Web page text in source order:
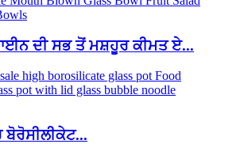
ਦੀ ਸਭ ਤੋਂ ਮਸ਼ਹੂਰ ਕੀਮਤ ਏ...